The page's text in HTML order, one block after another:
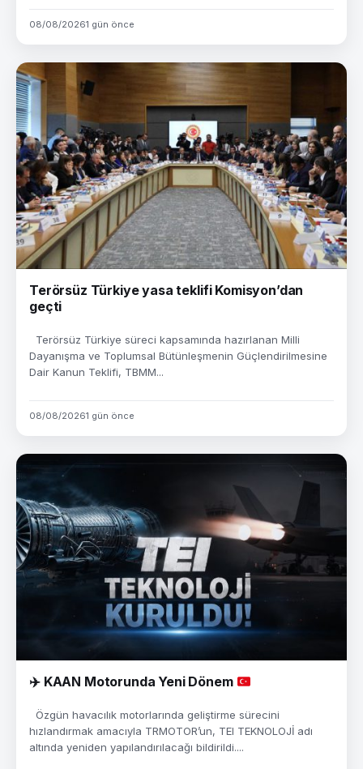
08/08/20261 gün önce
Terörsüz Türkiye yasa teklifi Komisyon’dan
geçti
Terörsüz Türkiye süreci kapsamında hazırlanan Milli
Dayanışma ve Toplumsal Bütünleşmenin Güçlendirilmesine
Dair Kanun Teklifi, TBMM...
08/08/20261 gün önce
✈️KAAN Motorunda Yeni Dönem
Özgün havacılık motorlarında geliştirme sürecini
hızlandırmak amacıyla TRMOTOR’un, TEI TEKNOLOJİ adı
altında yeniden yapılandırılacağı bildirildi....